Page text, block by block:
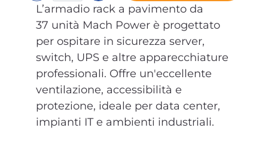
L’armadio rack a pavimento da
37 unità Mach Power è progettato
per ospitare in sicurezza server,
switch, UPS e altre apparecchiature
professionali. Offre un'eccellente
ventilazione, accessibilità e
protezione, ideale per data center,
impianti IT e ambienti industriali.